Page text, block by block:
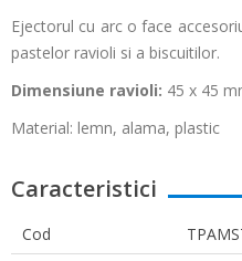
Ejectorul cu arc o face
pastelor ravioli si a biscuitilor.
Dimensiune ravioli: 45 x 45
Material: lemn, alama, plastic
Caracteristici
Cod